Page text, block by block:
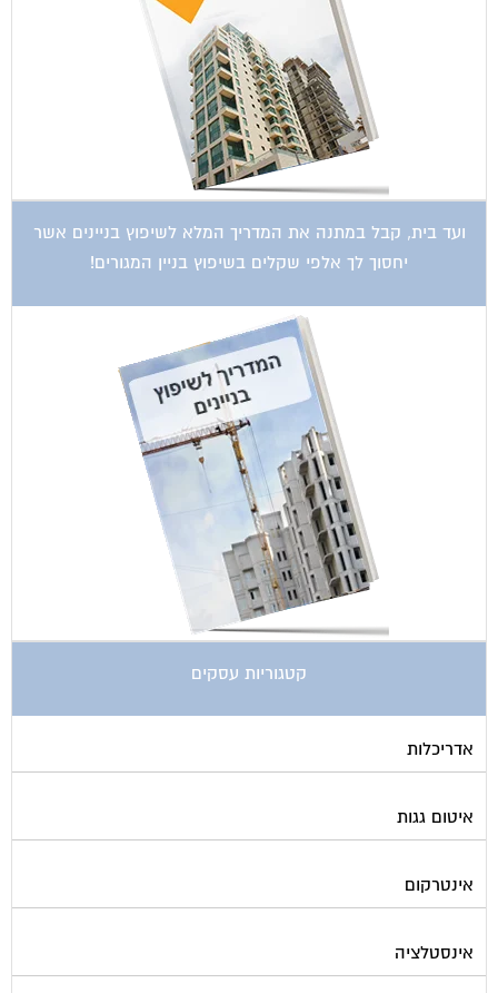
ועד בית, קבל במתנה את המדריך המלא לשיפוץ בניינים אשר
יחסוך לך אלפי שקלים בשיפוץ בניין המגורים!
קטגוריות עסקים
אדריכלות
איטום גגות
אינטרקום
אינסטלציה